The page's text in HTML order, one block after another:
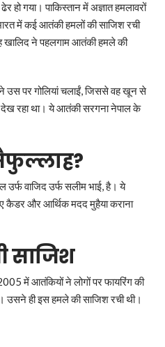
गया। पाकिस्तान में अज्ञात हमलावरों
में कई आतंकी हमलों की साजिश रची
ने पहलगाम आतंकी हमले की
ने उस पर गोलियां चलाईं, जिससे वह खून से
रहा था। ये आतंकी सरगना नेपाल के
उर्फ वाजिद उर्फ सलीम भाई, है। ये
कैडर और आर्थिक मदद मुहैया कराना
साजिश
में आतंकियों ने लोगों पर फायरिंग की
उसने ही इस हमले की साजिश रची थी।